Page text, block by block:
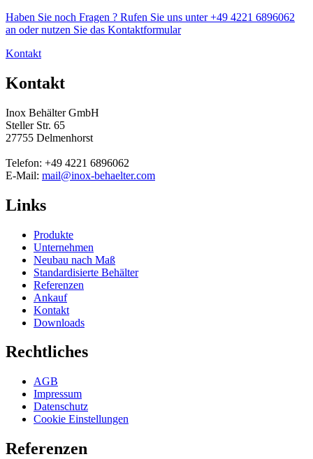
Haben Sie noch Fragen ? Rufen Sie uns unter +49 4221 6896062
an oder nutzen Sie das Kontaktformular
Kontakt
Kontakt
Inox Behälter GmbH
Steller Str. 65
27755 Delmenhorst
Telefon: +49 4221 6896062
E-Mail: mail@inox-behaelter.com
Links
Produkte
Unternehmen
Neubau nach Maß
Standardisierte Behälter
Referenzen
Ankauf
Kontakt
Downloads
Rechtliches
AGB
Impressum
Datenschutz
Cookie Einstellungen
Referenzen